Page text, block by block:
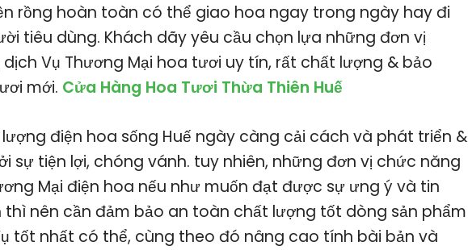
rồng hoàn toàn có thể giao hoa ngay trong ngày hay đi
tiêu dùng. Khách dãy yêu cầu chọn lựa những đơn vị
Vụ Thương Mại hoa tươi uy tín, rất chất lượng & bảo
mới. Cửa Hàng Hoa Tươi Thừa Thiên Huế
điện hoa sống Huế ngày càng cải cách và phát triển &
sự tiện lợi, chóng vánh. tuy nhiên, những đơn vị chức năng
Mại điện hoa nếu như muốn đạt được sự ưng ý và tin
nên cần đảm bảo an toàn chất lượng tốt dòng sản phẩm
tốt nhất có thể, cùng theo đó nâng cao tính bài bản và